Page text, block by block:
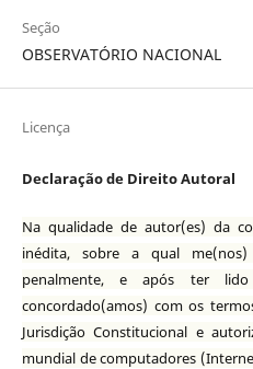
Seção
OBSERVATÓRIO NACIONAL
Licença
Declaração de Direito Autoral
Na qualidade de autor(es) da
inédita, sobre a qual
penalmente, e após ter
concordado(amos) com os
Jurisdição Constitucional e
mundial de computadores